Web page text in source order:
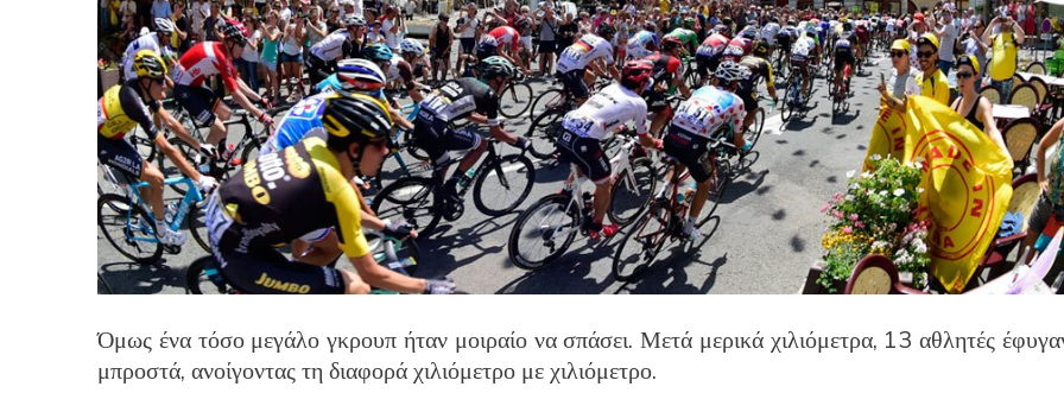
Όμως ένα τόσο μεγάλο γκρουπ ήταν μοιραίο να σπάσει. Μετά μερικά χιλιόμετρα, 13 αθλητές
μπροστά, ανοίγοντας τη διαφορά χιλιόμετρο με χιλιόμετρο.